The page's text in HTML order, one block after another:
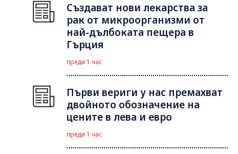
Създават нови лекарства за
рак от микроорганизми от
най-дълбоката пещера в
Гърция
преди 1 час
Първи вериги у нас премахват
двойното обозначение на
цените в лева и евро
преди 1 час